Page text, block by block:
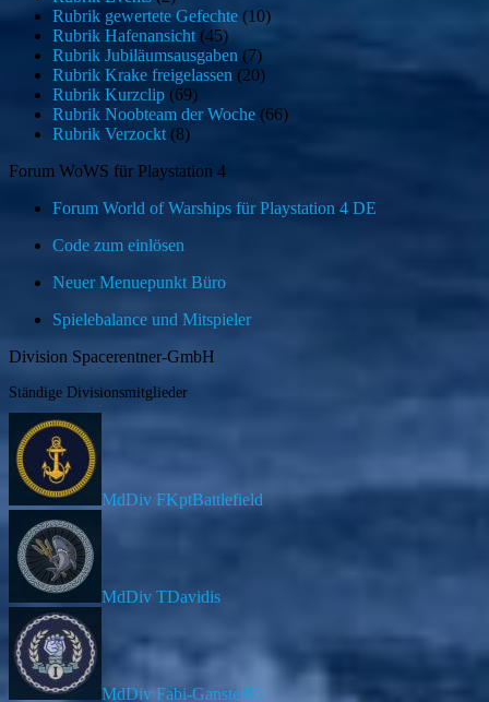
Rubrik gewertete Gefechte (10)
Rubrik Hafenansicht (45)
Rubrik Jubiläumsausgaben (7)
Rubrik Krake freigelassen (20)
Rubrik Kurzclip (69)
Rubrik Noobteam der Woche (66)
Rubrik Verzockt (8)
Forum WoWS für Playstation 4
Forum World of Warships für Playstation 4 DE
Code zum einlösen
Neuer Menuepunkt Büro
Spielebalance und Mitspieler
Division Spacerentner-GmbH
Ständige Divisionsmitglieder
MdDiv FKptBattlefield
MdDiv TDavidis
MdDiv Fabi-Ganster85